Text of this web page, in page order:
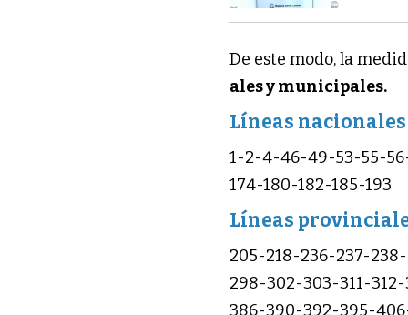
De este modo, la
ales y municipales.
Líneas nacionales
1-2-4-46-49-53-55-
174-180-182-185-193
Líneas
205-218-236-237-
298-302-303-311-
386-390-392-395-